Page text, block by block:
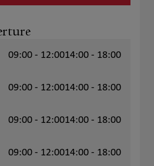
09:00 - 12:0014:00 - 18:00
09:00 - 12:0014:00 - 18:00
09:00 - 12:0014:00 - 18:00
09:00 - 12:0014:00 - 18:00